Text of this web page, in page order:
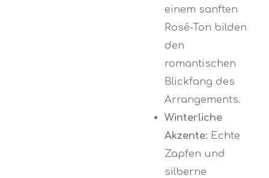
einem sanften
Rosé-Ton bilden
den
romantischen
Blickfang des
Arrangements.
Winterliche
Akzente: Echte
Zapfen und
silberne